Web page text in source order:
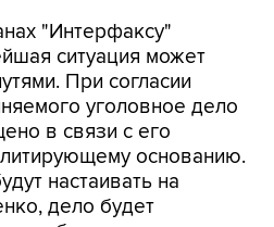
"Интерфаксу"
ситуация может
При согласии
уголовное дело
в связи с его
основанию.
настаивать на
дело будет